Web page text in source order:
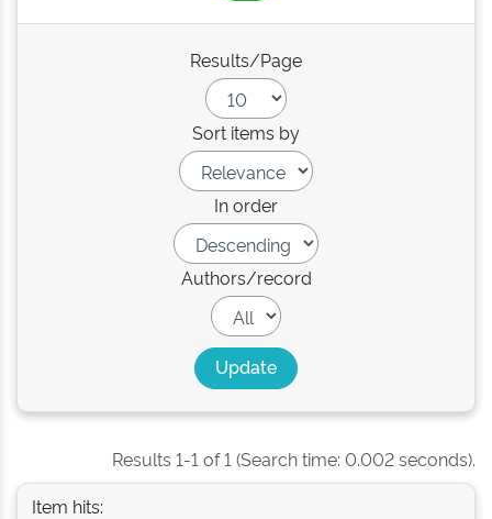
Results/Page
Sort items by
In order
Authors/record
Results 1-1 of 1 (Search time: 0.002 seconds).
Item hits: